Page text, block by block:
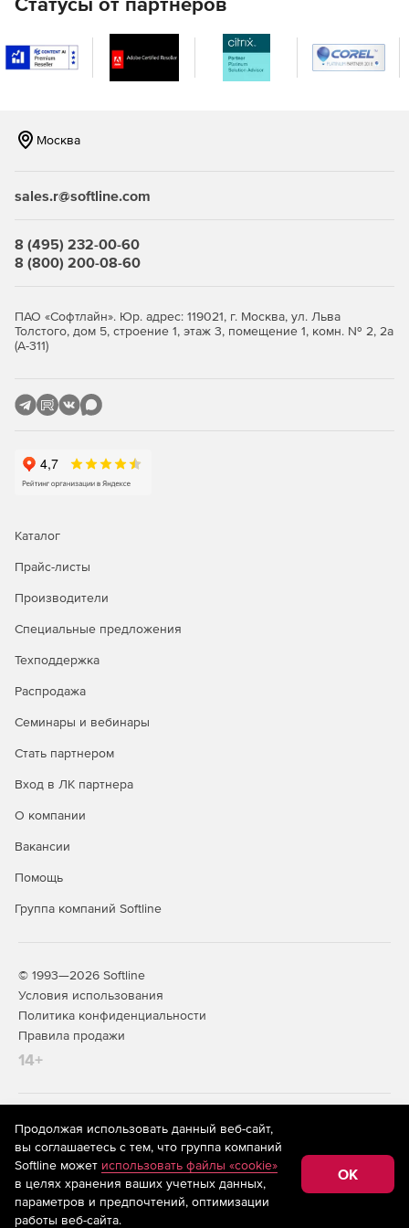
отключения и уведомления для компьютеров,
работающих от ИБП (источник бесперебойного питания).
Особенности:
Коэффициент выходной мощности – 0,9.
Защита от короткого замыкания, перегрузки и
Режим ECO для экономии энергии.
ROO – разъем дистанционного включения и
выключения.
управления и мониторинга по сети.
Возможность увеличения времени автономной
работы при подключении дополнительных
режиме работы, состоянии нагрузки, событиях,
режимов.
комплекта для монтажа (2U).
локальные периферийные центры обработки данных
любое телекоммуникационное оборудование
системы безопасности;
банкоматы;
кассовые терминалы.
Москва
sales.r@softline.com
8 (495) 232-00-60
8 (800) 200-08-60
ПАО «Софтлайн». Юр. адрес: 119021, г. Москва, ул. Льва
Толстого, дом 5, строение 1, этаж 3, помещение 1, комн. № 2, 2а
(А-311)
Каталог
Прайс-листы
Производители
Специальные предложения
Техподдержка
Распродажа
Семинары и вебинары
Стать партнером
Вход в ЛК партнера
О компании
Вакансии
Помощь
Группа компаний Softline
© 1993—2026 Softline
Условия использования
Политика конфиденциальности
Правила продажи
14+
На информационном ресурсе store.softline.ru применяются
рекомендательные технологии
(информационные технологии
предоставления информации на основе сбора,
систематизации и анализа сведений, относящихся к
предпочтениям пользователей сети «Интернет»,
находящихся на территории Российской Федерации)
Продолжая использовать данный веб-сайт,
вы соглашаетесь с тем, что группа компаний
Softline может использовать файлы «cookie»
в целях хранения ваших учетных данных,
параметров и предпочтений, оптимизации
работы веб-сайта.
OK